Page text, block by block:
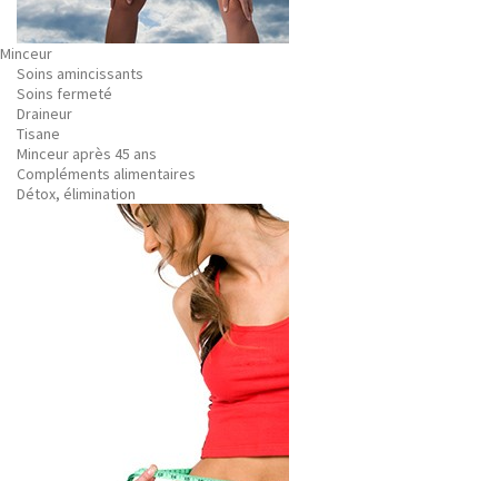
Minceur
Soins amincissants
Soins fermeté
Draineur
Tisane
Minceur après 45 ans
Compléments alimentaires
Détox, élimination